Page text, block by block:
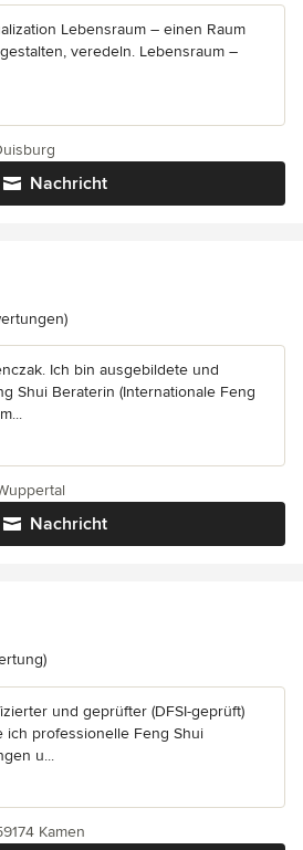
Lebensraum – einen Raum
veredeln. Lebensraum –
Nachricht
5 von 5 Sternen
Ich bin ausgebildete und
Shui Beraterin (Internationale Feng
Nachricht
5 von 5 Sternen
und geprüfter (DFSI-geprüft)
ich professionelle Feng Shui
u...
Kamen